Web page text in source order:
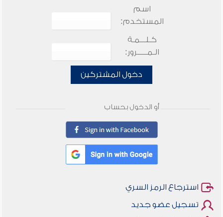
اسم
المستخدم:
كـلـــمـة
الـمـــــرور:
دخول المشتركين
أو الدخول بحساب
استرجاع الرمز السري
تسجيل عضو جديد